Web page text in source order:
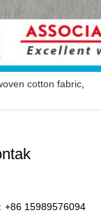
cotton fabric
+86 15989576094